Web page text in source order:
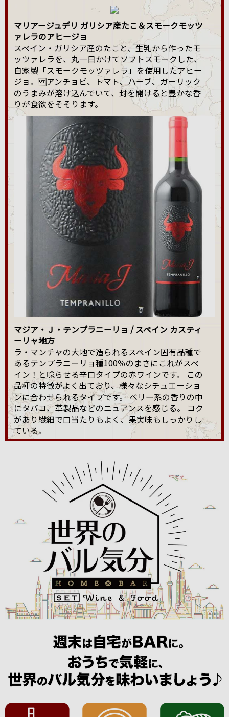
マリアージュデリ ガリシア産たこ＆スモークモッツ
ァレラのアヒージョ
スペイン・ガリシア産のたこと、生乳から作ったモ
ッツァレラを、丸一日かけてソフトスモークした、
自家製「スモークモッツァレラ」を使用したアヒー
ジョ。 アンチョビ、トマト、ハーブ、ガーリック
のうまみが溶け込んでいて、封を開けると豊かな香
りが食欲をそそります。
マジア・Ｊ・テンプラニーリョ / スペイン カスティ
ーリャ地方
ラ・マンチャの大地で造られるスペイン固有品種で
あるテンプラニーリョ種100％のまさにこれがスペ
イン！と唸らせる辛口タイプの赤ワインです。 この
品種の特徴がよく出ており、様々なシチュエーショ
ンに合わせられるタイプです。 ベリー系の香りの中
にタバコ、革製品などのニュアンスを感じる。 コク
があり繊細で口当たりもよく、果実味もしっかりし
ている。